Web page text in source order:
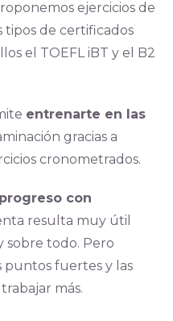
ejercicios de
tipos de certificados
el TOEFL iBT y el B2
entrenarte en las
gracias a
cronometrados.
con
resulta muy útil
sobre todo. Pero
fuertes y las
más.